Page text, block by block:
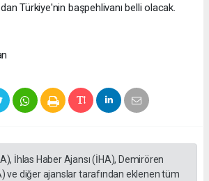
Türkiye'nin başpehlivanı belli olacak.
İhlas Haber Ajansı (İHA), Demirören
ve diğer ajanslar tarafından eklenen tüm